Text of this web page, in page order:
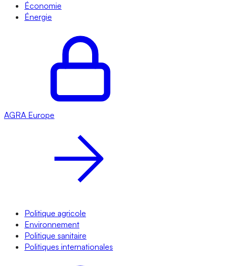
Économie
Énergie
AGRA Europe
Politique agricole
Environnement
Politique sanitaire
Politiques internationales